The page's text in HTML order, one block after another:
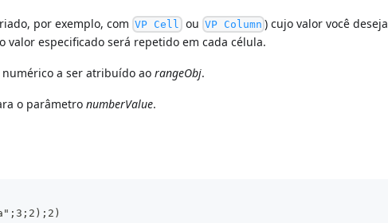
por exemplo, com VP Cell ou VP Column ) cujo valor você deseja
valor especificado será repetido em cada célula.
numérico a ser atribuído aorangeObj.
o parâmetronumberValue.